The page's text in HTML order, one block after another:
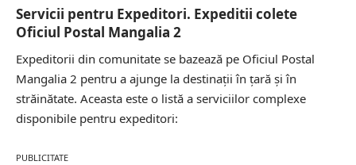
Servicii pentru Expeditori. Expeditii colete
Oficiul Postal Mangalia 2
Expeditorii din comunitate se bazează pe Oficiul Postal
Mangalia 2 pentru a ajunge la destinații în țară și în
străinătate. Aceasta este o listă a serviciilor complexe
disponibile pentru expeditori:
PUBLICITATE